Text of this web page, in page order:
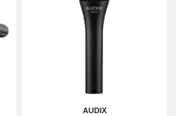
AUDIX